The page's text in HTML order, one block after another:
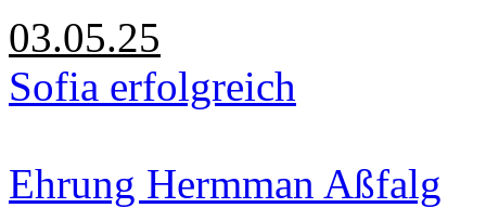
03.05.25
Sofia erfolgreich
Ehrung Hermman Aßfalg